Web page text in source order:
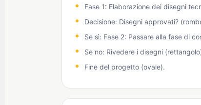
Fase 1: Elaborazione dei disegni
Decisione: Disegni approvati?
Se sì: Fase 2: Passare alla fase di
Se no: Rivedere i disegni
Fine del progetto (ovale).